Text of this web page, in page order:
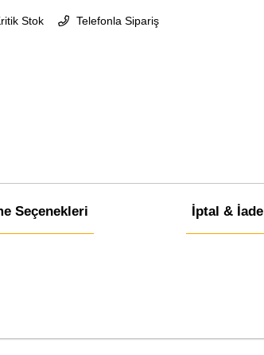
Stok Telefonla Sipariş
Seçenekleri İptal & İade